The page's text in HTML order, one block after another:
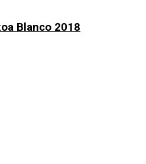
Blanco 2018